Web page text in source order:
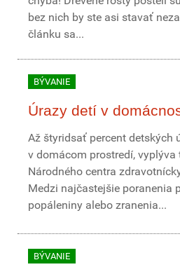
bez nich by ste asi stavať
článku sa...
BÝVANIE
Úrazy detí v
Až štyridsať percent detských
v domácom prostredí,
Národného centra
Medzi najčastejšie poranenia
popáleniny alebo zranenia...
BÝVANIE